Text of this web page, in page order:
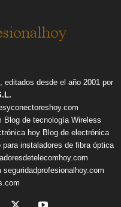
editados desde el año 2001 por
Blog de tecnología Wireless
hoy Blog de electrónica
para instaladores de fibra óptica
seguridadprofesionalhoy.com